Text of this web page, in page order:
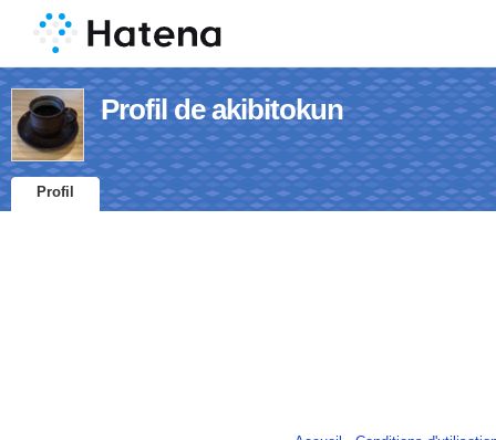
Profil de akibitokun
Profil